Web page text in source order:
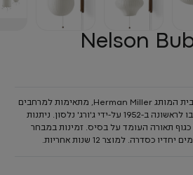
Nelson
קולקציית מנורות קלאסיות מבית המותג Herman Miller, מתאימות למרחבים
משותפים וסביבות אירוח. עוצבו לראשונה ב-1952 על-ידי ג'ורג' נלסון. ניתנות
תאורה העומד על בסיס. זמינות במבחר
כסדרה. למוצר 12 שנות אחריות.